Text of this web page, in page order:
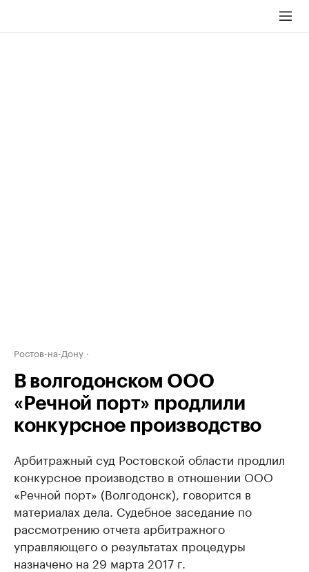
Ростов-на-Дону
В волгодонском ООО
«Речной порт» продлили
конкурсное производство
Арбитражный суд Ростовской области продлил
конкурсное производство в отношении ООО
«Речной порт» (Волгодонск), говорится в
материалах дела. Судебное заседание по
рассмотрению отчета арбитражного
управляющего о результатах процедуры
назначено на 29 марта 2017 г.